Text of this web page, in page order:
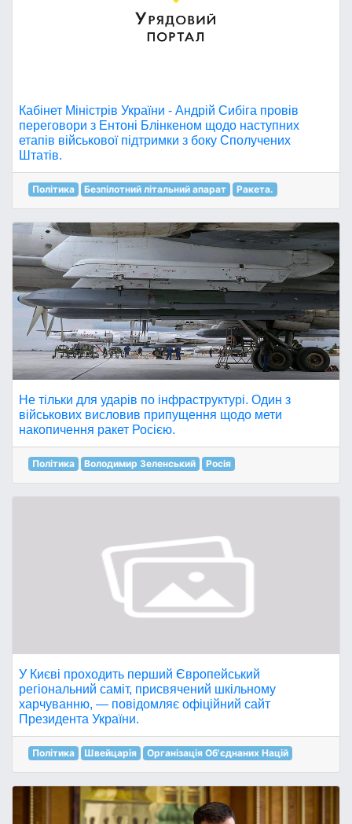
Кабінет Міністрів України - Андрій Сибіга провів
переговори з Ентоні Блінкеном щодо наступних
етапів військової підтримки з боку Сполучених
Штатів.
Політика Безпілотний літальний апарат Ракета.
Не тільки для ударів по інфраструктурі. Один з
військових висловив припущення щодо мети
накопичення ракет Росією.
Політика Володимир Зеленський Росія
У Києві проходить перший Європейський
регіональний саміт, присвячений шкільному
харчуванню, — повідомляє офіційний сайт
Президента України.
Політика Швейцарія Організація Об'єднаних Націй